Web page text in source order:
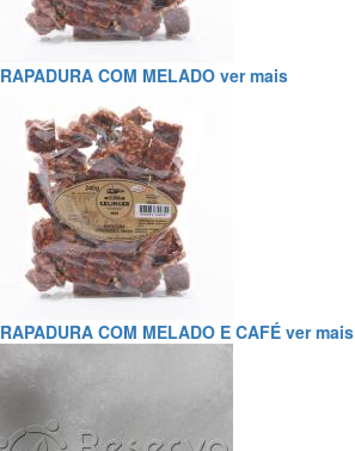
RAPADURA COM MELADO ver mais
RAPADURA COM MELADO E CAFÉ ver mais